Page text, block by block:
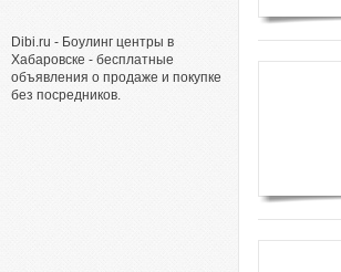
Dibi.ru - Боулинг центры в
Хабаровске - бесплатные
объявления о продаже и покупке
без посредников.